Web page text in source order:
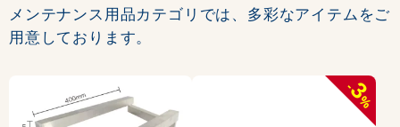
メンテナンス用品カテゴリでは、多彩なアイテムをご
用意しております。
-
3
%